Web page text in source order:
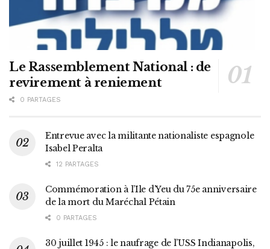
Le Rassemblement National : de
revirement à reniement
0 PARTAGES
Entrevue avec la militante nationaliste espagnole
Isabel Peralta
12 PARTAGES
Commémoration à l’Ile d’Yeu du 75e anniversaire
de la mort du Maréchal Pétain
0 PARTAGES
30 juillet 1945 : le naufrage de l’USS Indianapolis,